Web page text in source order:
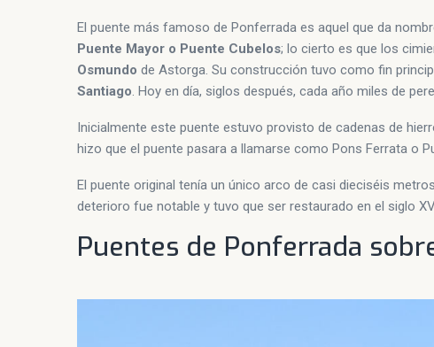
El puente más famoso de Ponferrada es aquel que da
Puente Mayor o Puente Cubelos; lo cierto es que los
Osmundo de Astorga. Su construcción tuvo como fin
Santiago. Hoy en día, siglos después, cada año miles de
Inicialmente este puente estuvo provisto de cadenas de
hizo que el puente pasara a llamarse como Pons Ferrata o
El puente original tenía un único arco de casi dieciséis
deterioro fue notable y tuvo que ser restaurado en el siglo
Puentes de Ponferrada